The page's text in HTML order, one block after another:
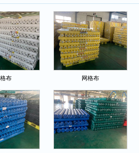
布 网格布